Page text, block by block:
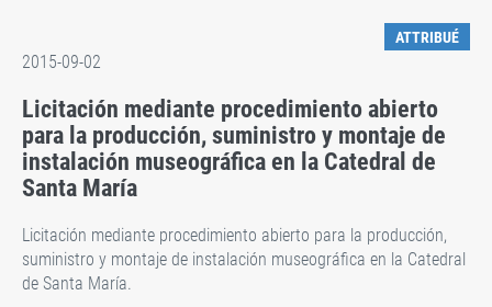
ATTRIBUÉ
2015-09-02
Licitación mediante procedimiento abierto
para la producción, suministro y montaje de
instalación museográfica en la Catedral de
Santa María
Licitación mediante procedimiento abierto para la producción,
suministro y montaje de instalación museográfica en la Catedral
de Santa María.